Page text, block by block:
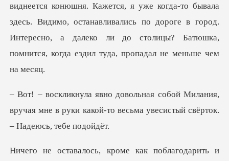
виднеется конюшня. Кажется, я уже когда-то бывала
здесь. В
илания,
вручая мне в руки какой-то весьма у